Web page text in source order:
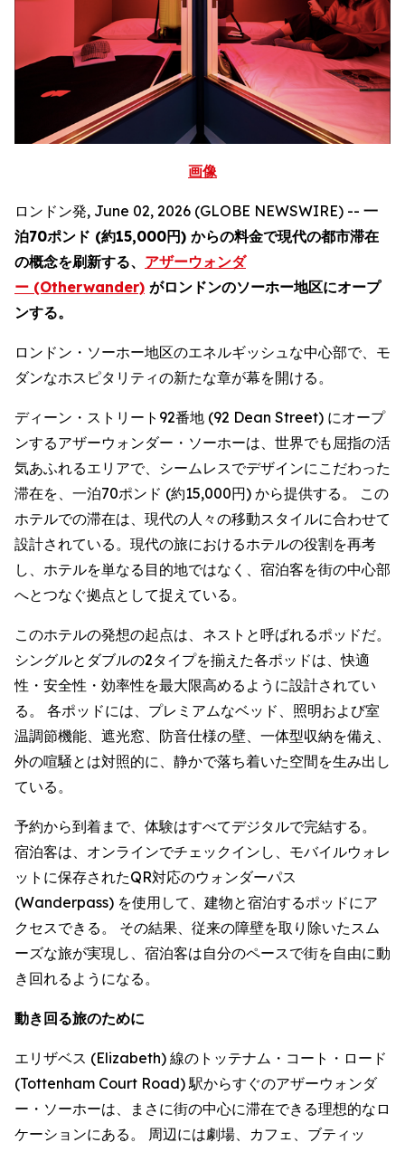
画像
ロンドン発, June 02, 2026 (GLOBE NEWSWIRE) -- 一
泊70ポンド (約15,000円) からの料金で現代の都市滞在
の概念を刷新する、 アザーウォンダ
ー (Otherwander) がロンドンのソーホー地区にオープ
ンする。
ロンドン・ソーホー地区のエネルギッシュな中心部で、モ
ダンなホスピタリティの新たな章が幕を開ける。
ディーン・ストリート92番地 (92 Dean Street) にオープ
ンするアザーウォンダー・ソーホーは、世界でも屈指の活
気あふれるエリアで、シームレスでデザインにこだわった
滞在を、一泊70ポンド (約15,000円) から提供する。 この
ホテルでの滞在は、現代の人々の移動スタイルに合わせて
設計されている。現代の旅におけるホテルの役割を再考
し、ホテルを単なる目的地ではなく、宿泊客を街の中心部
へとつなぐ拠点として捉えている。
このホテルの発想の起点は、ネストと呼ばれるポッドだ。
シングルとダブルの2タイプを揃えた各ポッドは、快適
性・安全性・効率性を最大限高めるように設計されてい
る。 各ポッドには、プレミアムなベッド、照明および室
温調節機能、遮光窓、防音仕様の壁、一体型収納を備え、
外の喧騒とは対照的に、静かで落ち着いた空間を生み出し
ている。
予約から到着まで、体験はすべてデジタルで完結する。
宿泊客は、オンラインでチェックインし、モバイルウォレ
ットに保存されたQR対応のウォンダーパス
(Wanderpass) を使用して、建物と宿泊するポッドにア
クセスできる。 その結果、従来の障壁を取り除いたスム
ーズな旅が実現し、宿泊客は自分のペースで街を自由に動
き回れるようになる。
動き回る旅のために
エリザベス (Elizabeth) 線のトッテナム・コート・ロード
(Tottenham Court Road) 駅からすぐのアザーウォンダ
ー・ソーホーは、まさに街の中心に滞在できる理想的なロ
ケーションにある。 周辺には劇場、カフェ、ブティッ